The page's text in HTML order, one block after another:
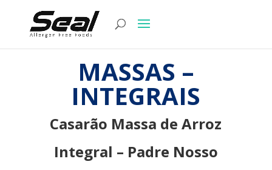
MASSAS –
INTEGRAIS
Casarão Massa de Arroz
Integral – Padre Nosso